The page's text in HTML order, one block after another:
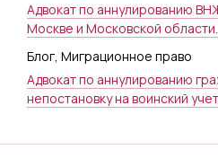
Адвокат по аннулированию
Москве и Московской области.
Блог, Миграционное право
Адвокат по аннулированию
непостановку на воинский